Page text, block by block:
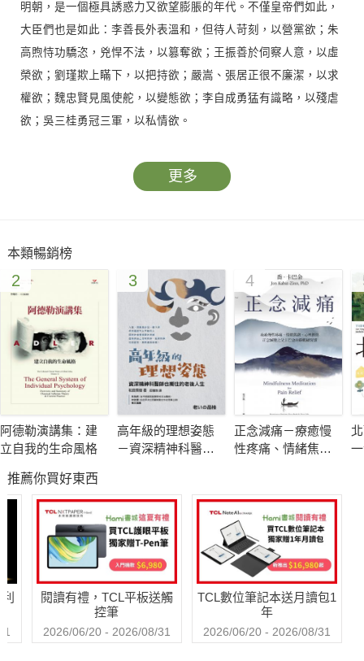
明朝，是一個極具誘惑力又欲望膨脹的年代。不僅皇帝們如此，
大臣們也是如此：李善長外表溫和，但待人苛刻，以營黨欲；朱
高煦恃功驕恣，兇悍不法，以篡奪欲；王振善於伺察人意，以虛
榮欲；劉瑾欺上瞞下，以把持欲；嚴嵩、張居正很不廉潔，以求
權欲；魏忠賢見風使舵，以變態欲；李自成勇猛有識略，以殘虐
欲；吳三桂勇冠三軍，以私情欲。
更多
本類暢銷榜
2
阿德勒演講集：建
立自我的生命風格
3
高年級的理想姿態
－資深精神科醫師
4
正念減痛－療癒慢
性疼痛、情緒焦
的靜觀練習課
推薦你買好東西
閱讀有禮，TCL平板送觸
控筆
2026/06/20 - 2026/08/31
TCL數位筆記本送月讀包1
年
2026/06/20 - 2026/08/31